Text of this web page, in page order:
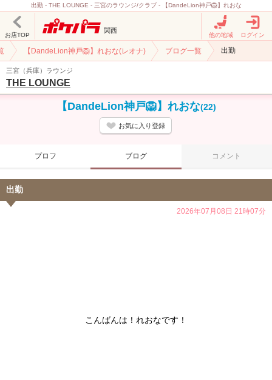
出勤 - THE LOUNGE - 三宮のラウンジ/クラブ - 【DandeLion神戸🦁】れおな
お店TOP
関西
他の地域 ログイン
【DandeLion神戸🦁】れおな(レオナ) ブログ一覧 出勤
三宮（兵庫）ラウンジ
THE LOUNGE
【DandeLion神戸🦁】れおな(22)
お気に入り登録
プロフ ブログ コメント
出勤
2026年07月08日 21時07分
こんばんは！れおなです！